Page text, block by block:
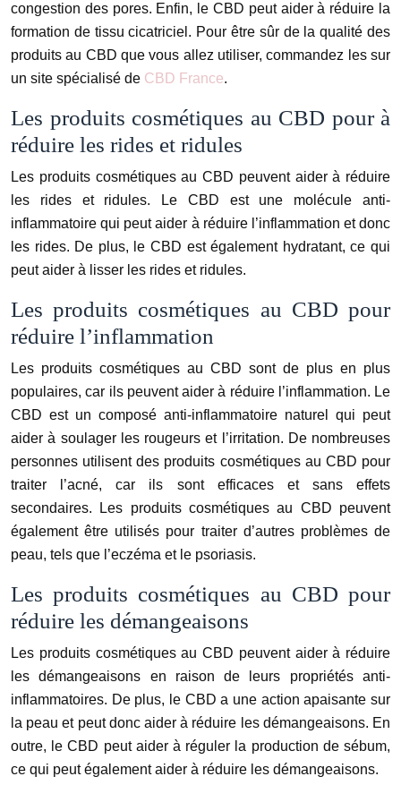
congestion des pores. Enfin, le CBD peut aider à réduire la
formation de tissu cicatriciel. Pour être sûr de la qualité des
produits au CBD que vous allez utiliser, commandez les sur
un site spécialisé de CBD France.
Les produits cosmétiques au CBD pour à
réduire les rides et ridules
Les produits cosmétiques au CBD peuvent aider à réduire
les rides et ridules. Le CBD est une molécule anti-
inflammatoire qui peut aider à réduire l’inflammation et donc
les rides. De plus, le CBD est également hydratant, ce qui
peut aider à lisser les rides et ridules.
Les produits cosmétiques au CBD pour
réduire l’inflammation
Les produits cosmétiques au CBD sont de plus en plus
populaires, car ils peuvent aider à réduire l’inflammation. Le
CBD est un composé anti-inflammatoire naturel qui peut
aider à soulager les rougeurs et l’irritation. De nombreuses
personnes utilisent des produits cosmétiques au CBD pour
traiter l’acné, car ils sont efficaces et sans effets
secondaires. Les produits cosmétiques au CBD peuvent
également être utilisés pour traiter d’autres problèmes de
peau, tels que l’eczéma et le psoriasis.
Les produits cosmétiques au CBD pour
réduire les démangeaisons
Les produits cosmétiques au CBD peuvent aider à réduire
les démangeaisons en raison de leurs propriétés anti-
inflammatoires. De plus, le CBD a une action apaisante sur
la peau et peut donc aider à réduire les démangeaisons. En
outre, le CBD peut aider à réguler la production de sébum,
ce qui peut également aider à réduire les démangeaisons.